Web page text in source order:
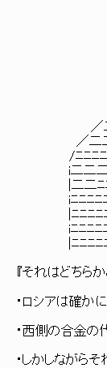
/;;;;;/
i:, -
|l ヽヽ
|l ､{ :
＿_/
_､‐''゛
_､‐''゛
／二二二
／二二二ﾆﾆ
/ﾆﾆﾆﾆ二二
i二二二二
|二二ﾆﾆﾆ
iﾆﾆﾆﾆﾆﾆ
|ﾆﾆﾆﾆﾆﾆﾆ
iﾆﾆﾆﾆﾆﾆﾆﾆ
|ﾆﾆﾆﾆﾆﾆﾆ
『それはどちら
・ロシアは確か
・西側の合金の
・しかしながら